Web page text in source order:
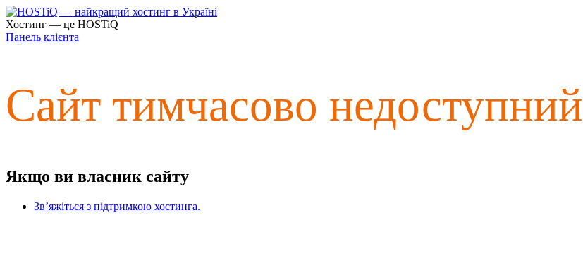
Хостинг — це HOSTiQ
Панель клієнта
Сайт тимчасово недоступний
Якщо ви власник сайту
Зв’яжіться з підтримкою хостинга.